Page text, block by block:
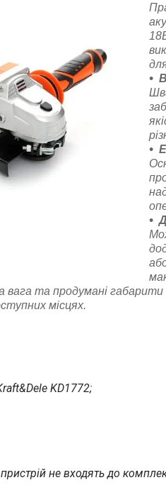
вага та продумані
місцях.
KD1772;
не входять до